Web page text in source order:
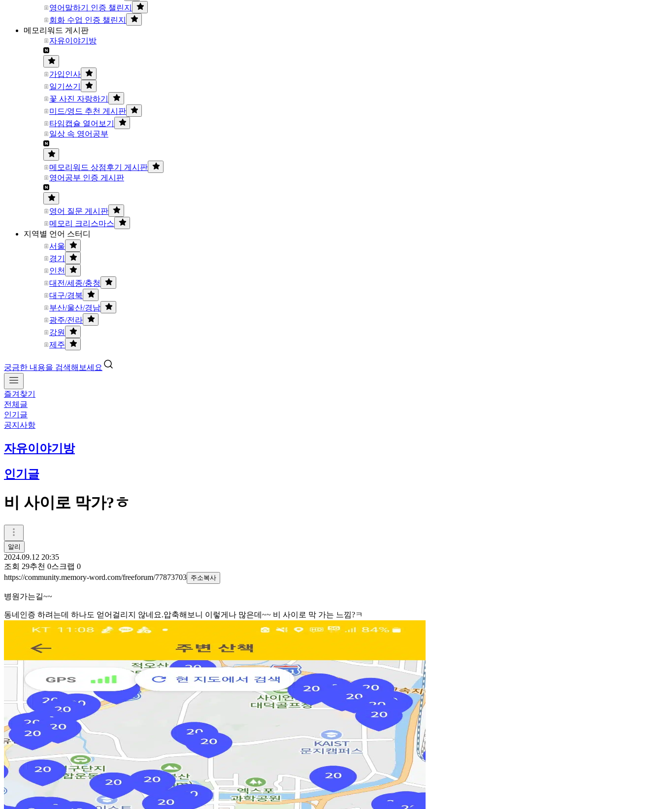
영어말하기 인증 챌린지
회화 수업 인증 챌린지
메모리워드 게시판
자유이야기방
가입인사
일기쓰기
꽃 사진 자랑하기
미드/영드 추천 게시판
타임캡슐 열어보기
일상 속 영어공부
메모리워드 상점후기 게시판
영어공부 인증 게시판
영어 질문 게시판
메모리 크리스마스
지역별 언어 스터디
서울
경기
인천
대전/세종/충청
대구/경북
부산/울산/경남
광주/전라
강원
제주
궁금한 내용을 검색해보세요
즐겨찾기
전체글
인기글
공지사항
자유이야기방
인기글
비 사이로 막가?ㅎ
알리
2024.09.12 20:35
조회 29추천 0스크랩 0
https://community.memory-word.com/freeforum/77873703 주소복사
병원가는길~~
동네인증 하려는데 하나도 얻어걸리지 않네요.압축해보니 이렇게나 많은데~~ 비 사이로 막 가는 느낌?ㅋ